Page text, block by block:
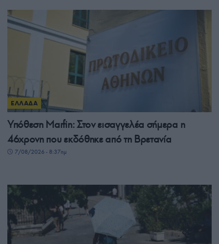
ΕΛΛΑΔΑ
Υπόθεση Marfin: Στον εισαγγελέα σήμερα η
46χρονη που εκδόθηκε από τη Βρετανία
7/08/2026 - 8:37πμ